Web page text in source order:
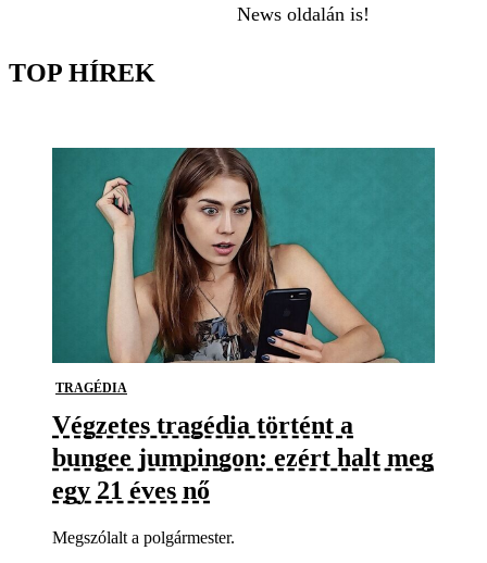
News oldalán is!
TOP HÍREK
TRAGÉDIA
Végzetes tragédia történt a
bungee jumpingon: ezért halt meg
egy 21 éves nő
Megszólalt a polgármester.